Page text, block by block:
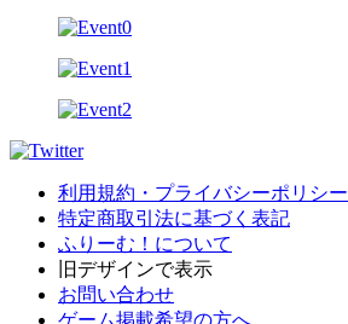
利用規約・プライバシーポリシー
特定商取引法に基づく表記
ふりーむ！について
旧デザインで表示
お問い合わせ
ゲーム掲載希望の方へ